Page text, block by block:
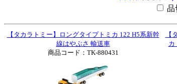
品
【タカラトミー】ロングタイプトミカ 122 H5系新幹
線はやぶさ 輸送車
商品コード：TK-880431
【
カ